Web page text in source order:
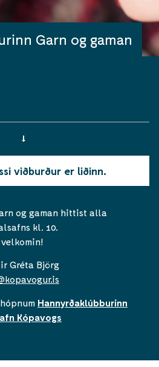
Garn og gaman
viðburður er liðinn.
og gaman hittist alla
kl. 10.
Gréta Björg
Hannyrðaklúbburinn
Kópavogs